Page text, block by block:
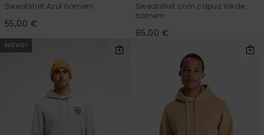
Sweatshirt Azul homem
55,00 €
Sweatshirt com capuz Verde
homem
65,00 €
NOVO!